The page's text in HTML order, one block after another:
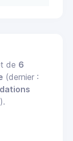
de 6
(dernier :